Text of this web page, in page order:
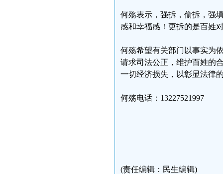
何殇表示，强拆，偷拆，强
感和幸福感！更拆的是百姓
何殇希望有关部门以事实为
请求司法公正，维护百姓的
一切经济损失，以彰显法律
何殇电话：13227521997
(责任编辑：民生编辑)